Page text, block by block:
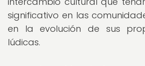
significativo en las
en la evolución de sus
lúdicas.